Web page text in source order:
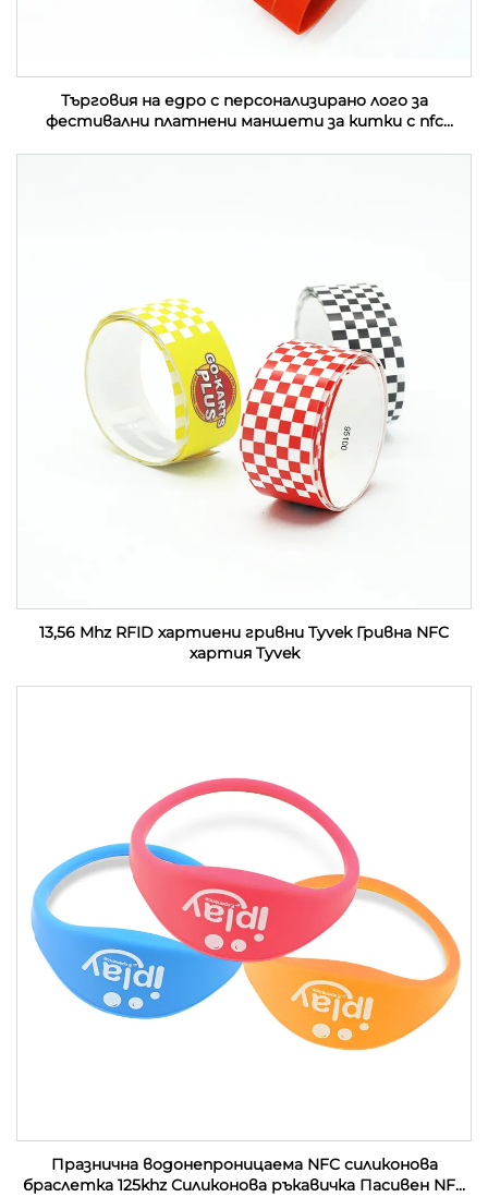
Търговия на едро с персонализирано лого за
фестивални платнени маншети за китки с nfc
13,56 Mhz RFID хартиени гривни Tyvek Гривна NFC
хартия Tyvek
Празнична водонепроницаема NFC силиконова
браслетка 125khz Силиконова ръкавичка Пасивен NFC